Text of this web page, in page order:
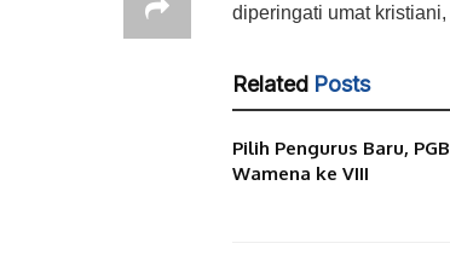
diperingati umat
Related Posts
Pilih Pengurus Baru,
Wamena ke VIII